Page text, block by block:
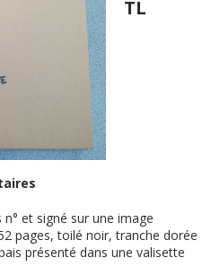
TL
n° et signé sur une image
pages, toilé noir, tranche dorée
présenté dans une valisette